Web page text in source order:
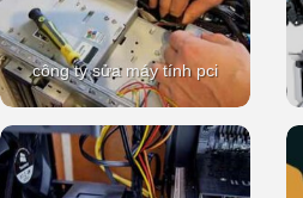
công ty sửa máy tính pci